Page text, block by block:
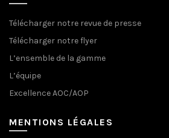
Télécharger notre revue de presse
Télécharger notre flyer
L’ensemble de la gamme
L’équipe
Excellence AOC/AOP
MENTIONS LÉGALES